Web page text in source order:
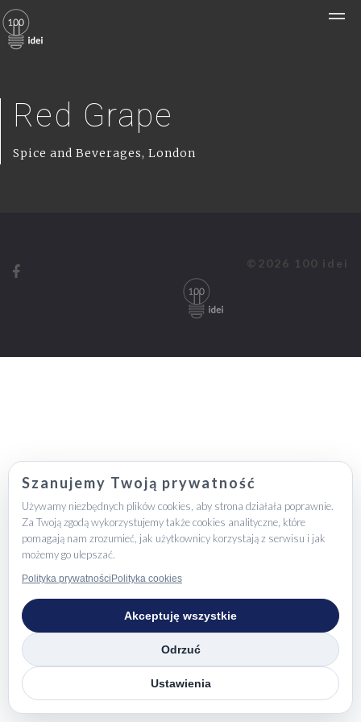
Red Grape
Spice and Beverages, London
©2026 100 idei
Szanujemy Twoją prywatność
Używamy niezbędnych plików cookies, aby strona działała poprawnie.
Za Twoją zgodą wykorzystujemy także cookies analityczne, które
pomagają nam zrozumieć, jak użytkownicy korzystają z serwisu i jak
możemy go ulepszać.
Polityka prywatności Polityka cookies
Akceptuję wszystkie
Odrzuć
Ustawienia